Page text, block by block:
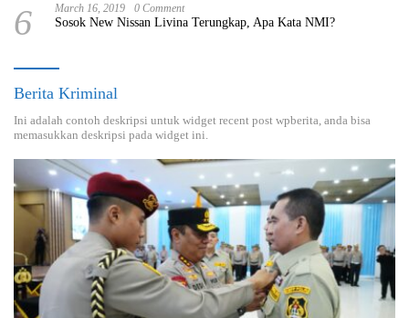
6 March 16, 2019 0 Comment
Sosok New Nissan Livina Terungkap, Apa Kata NMI?
Berita Kriminal
Ini adalah contoh deskripsi untuk widget recent post wpberita, anda bisa
memasukkan deskripsi pada widget ini.